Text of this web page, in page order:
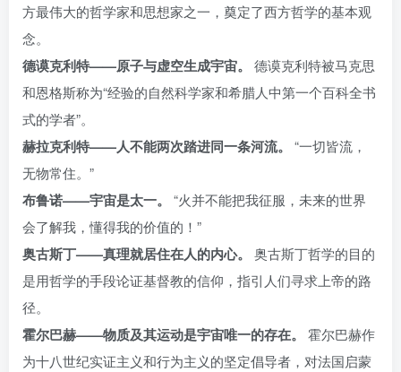
方最伟大的哲学家和思想家之一，奠定了西方哲学的基本观
念。
德谟克利特——原子与虚空生成宇宙。 德谟克利特被马克思
和恩格斯称为“经验的自然科学家和希腊人中第一个百科全书
式的学者”。
赫拉克利特——人不能两次踏进同一条河流。 “一切皆流，
无物常住。”
布鲁诺——宇宙是太一。 “火并不能把我征服，未来的世界
会了解我，懂得我的价值的！”
奥古斯丁——真理就居住在人的内心。 奥古斯丁哲学的目的
是用哲学的手段论证基督教的信仰，指引人们寻求上帝的路
径。
霍尔巴赫——物质及其运动是宇宙唯一的存在。 霍尔巴赫作
为十八世纪实证主义和行为主义的坚定倡导者，对法国启蒙